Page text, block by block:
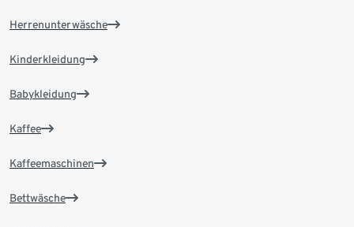
Herrenunterwäsche
Kinderkleidung
Babykleidung
Kaffee
Kaffeemaschinen
Bettwäsche